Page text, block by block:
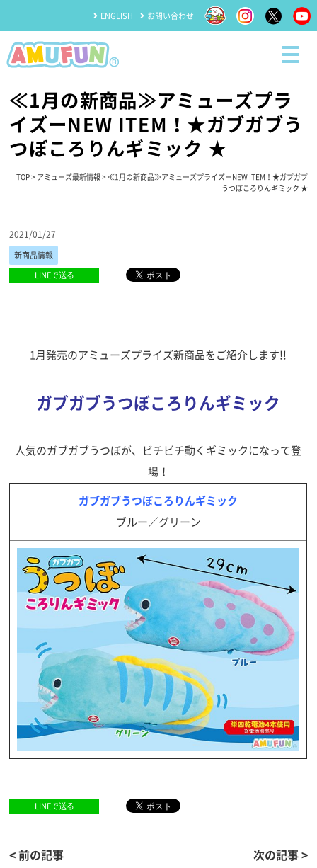
ENGLISH お問い合わせ
≪1月の新商品≫アミューズプラ
イズーNEW ITEM！★ガブガブう
つぼころりんギミック ★
TOP> アミューズ最新情報> ≪1月の新商品≫アミューズプライズーNEW ITEM！★ガブガブ
うつぼころりんギミック ★
2021/01/27
新商品情報
LINEで送る
1月発売のアミューズプライズ新商品をご紹介します!!
ガブガブうつぼころりんギミック
人気のガブガブうつぼが、ビチビチ動くギミックになって登
場！
ガブガブうつぼころりんギミック
ブルー／グリーン
LINEで送る
< 前の記事 次の記事 >